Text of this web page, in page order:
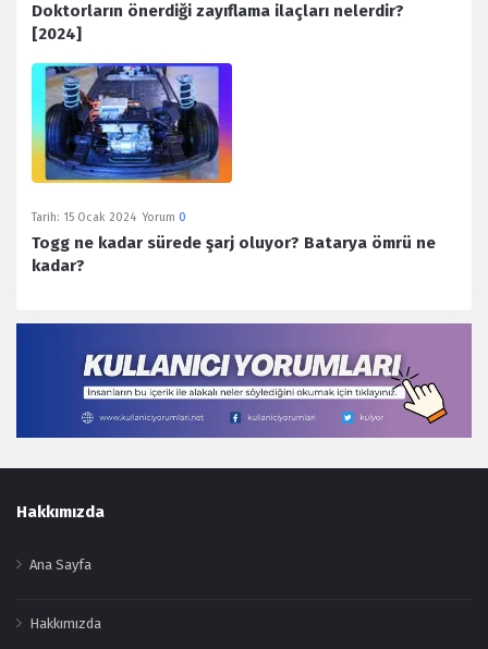
Doktorların önerdiği zayıflama ilaçları nelerdir?
[2024]
Tarih: 15 Ocak 2024 Yorum 0
Togg ne kadar sürede şarj oluyor? Batarya ömrü ne
kadar?
Footer
Hakkımızda
Ana Sayfa
Hakkımızda